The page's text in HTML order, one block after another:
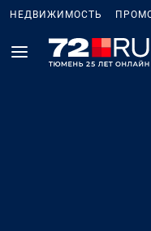
НЕДВИЖИМОСТЬ